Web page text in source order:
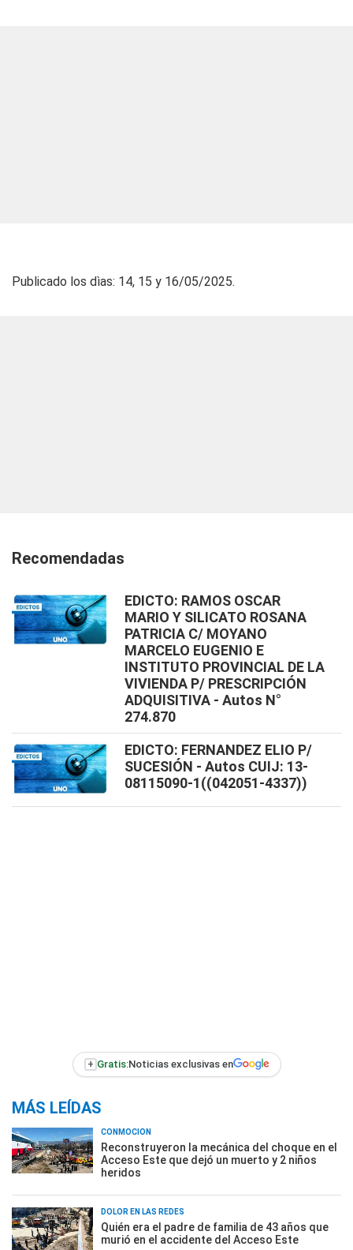
Publicado los dìas: 14, 15 y 16/05/2025.
Recomendadas
EDICTO: RAMOS OSCAR
MARIO Y SILICATO ROSANA
PATRICIA C/ MOYANO
MARCELO EUGENIO E
INSTITUTO PROVINCIAL DE LA
VIVIENDA P/ PRESCRIPCIÓN
ADQUISITIVA - Autos N°
274.870
EDICTO: FERNANDEZ ELIO P/
SUCESIÓN - Autos CUIJ: 13-
08115090-1((042051-4337))
+ Gratis:Noticias exclusivas en
MÁS LEÍDAS
CONMOCIÓN
Reconstruyeron la mecánica del choque en el
Acceso Este que dejó un muerto y 2 niños
heridos
DOLOR EN LAS REDES
Quién era el padre de familia de 43 años que
murió en el accidente del Acceso Este